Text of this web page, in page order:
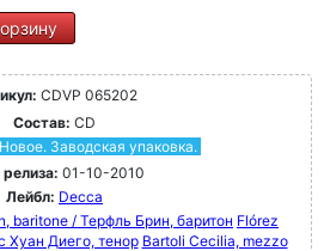
CDVP 065202
Состав: CD
Новое. Заводская упаковка.
01-10-2010
Лейбл: Decca
baritone / Терфль Брин, баритон Flórez
Хуан Диего, тенор Bartoli Cecilia, mezzo